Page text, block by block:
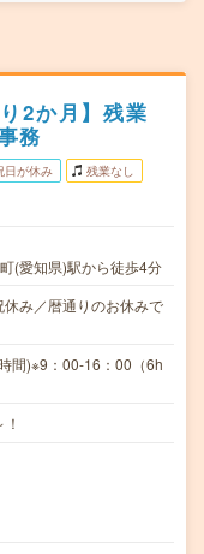
2か月】残業
務
日が休み 残業なし
(愛知県)駅から徒歩4分
み／暦通りのお休みで
間)※9：00-16：00（6h